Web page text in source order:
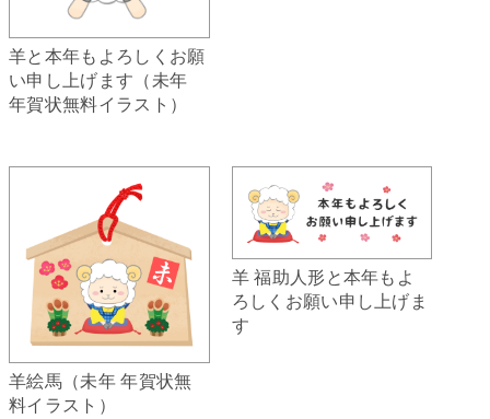
羊と本年もよろしくお願
い申し上げます（未年
年賀状無料イラスト）
羊絵馬（未年 年賀状無
料イラスト）
羊 福助人形と本年もよ
ろしくお願い申し上げま
す